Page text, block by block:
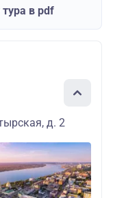
в pdf
д. 2